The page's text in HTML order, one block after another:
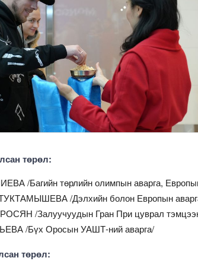
төрөл:
/Багийн төрлийн олимпын аварга,
/Дэлхийн болон Европын
/Залуучуудын Гран При цуврал
/Бүх Оросын УАШТ-ний аварга/
төрөл: